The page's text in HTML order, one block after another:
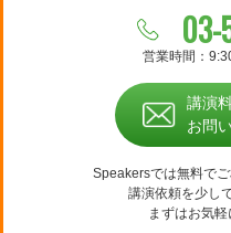
03-
営業時間：
講演
お問
Speakersでは無料でご
講演依頼を少し
まずはお気軽